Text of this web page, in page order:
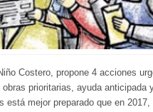
Costero, propone 4 acciones
prioritarias, ayuda anticipada
está mejor preparado que en